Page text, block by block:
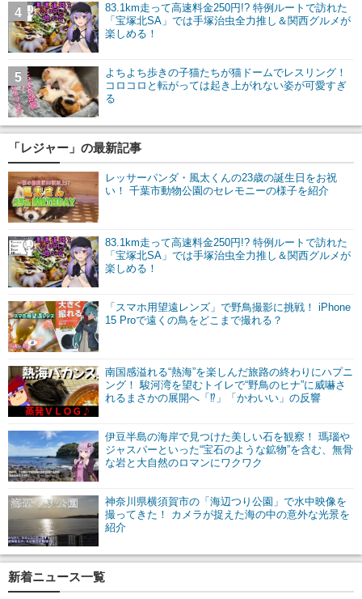
83.1km走って高速料金250円!? 特例ルートで訪れた
「宝塚北SA」では手塚治虫全力推し＆関西グルメが
楽しめる！
4
よちよち歩きの子猫たちが猫ドームでレスリング！
コロコロと転がっては起き上がれない姿が可愛すぎ
る
5
「レジャー」の最新記事
レッサーパンダ・風太くんの23歳の誕生日をお祝
い！ 千葉市動物公園のセレモニーの様子を紹介
83.1km走って高速料金250円!? 特例ルートで訪れた
「宝塚北SA」では手塚治虫全力推し＆関西グルメが
楽しめる！
「スマホ用望遠レンズ」で野鳥撮影に挑戦！ iPhone
15 Proで遠くの鳥をどこまで撮れる？
南国感溢れる“熱海”を楽しんだ旅路の終わりにハプニ
ング！ 駿河湾を望むトイレで“野鳥のヒナ”に威嚇さ
れるまさかの展開へ「⁉」「かわいい」の反響
伊豆半島の海岸で見つけた美しい石を観察！ 瑪瑙や
ジャスパーといった“宝石のような鉱物”を含む、無骨
な岩と大自然のロマンにワクワク
神奈川県横須賀市の「海辺つり公園」で水中映像を
撮ってきた！ カメラが捉えた海の中の意外な光景を
紹介
新着ニュース一覧